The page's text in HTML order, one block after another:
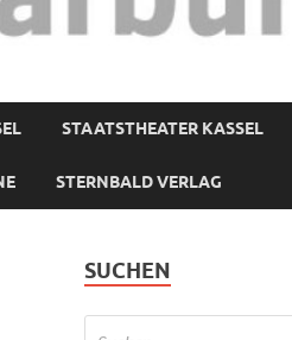
STAATSTHEATER KASSEL
STERNBALD VERLAG
SUCHEN